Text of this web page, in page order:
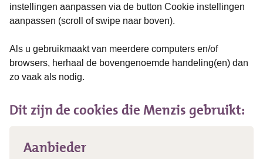
instellingen aanpassen via de button Cookie instellingen
aanpassen (scroll of swipe naar boven).
Als u gebruikmaakt van meerdere computers en/of
browsers, herhaal de bovengenoemde handeling(en) dan
zo vaak als nodig.
Dit zijn de cookies die Menzis gebruikt:
Aanbieder